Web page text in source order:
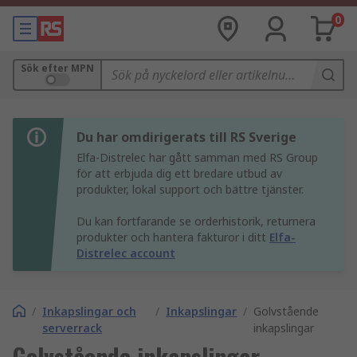
0
Sök efter MPN
Du har omdirigerats till RS Sverige
Elfa-Distrelec har gått samman med RS Group
för att erbjuda dig ett bredare utbud av
produkter, lokal support och bättre tjänster.
Du kan fortfarande se orderhistorik, returnera
produkter och hantera fakturor i ditt Elfa-
Distrelec account
/ Inkapslingar och
serverrack
/ Inkapslingar / Golvstående
inkapslingar